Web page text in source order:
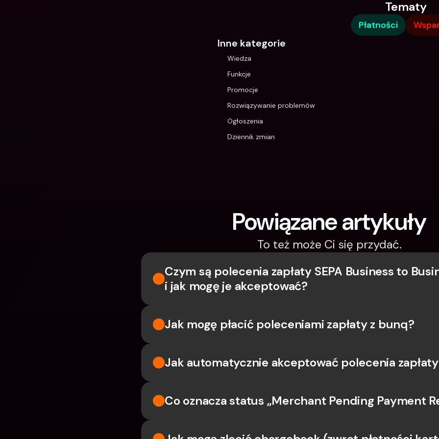
Tematy
Płatności
Inne kategorie
Wiedza
Funkcje
Promocje
Rozwiązywanie problemów
Ogłoszenia
Dziennik zmian
Powiązane artykuły
To też może Ci się przydać.
Czym są polecenia zapłaty SEPA Business to
i jak mogę je akceptować?
Jak mogę płacić poleceniami zapłaty z bunq?
Jak automatycznie akceptować polecenia
Co oznacza status „Merchant Pending Payment